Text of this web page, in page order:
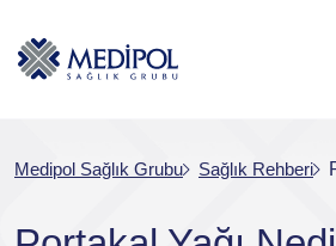
Medipol Sağlık Grubu Sağlık Rehberi